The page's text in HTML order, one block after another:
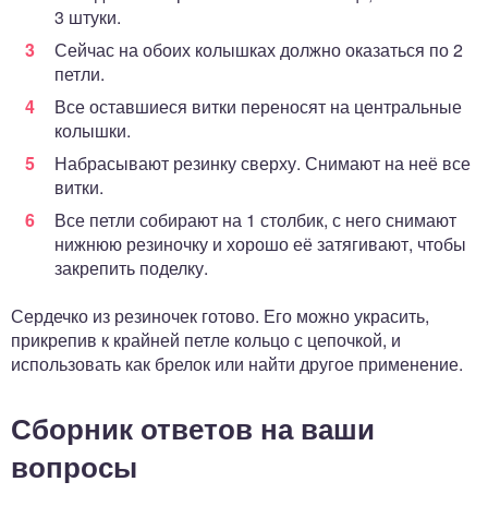
3 штуки.
Сейчас на обоих колышках должно оказаться по 2
петли.
Все оставшиеся витки переносят на центральные
колышки.
Набрасывают резинку сверху. Снимают на неё все
витки.
Все петли собирают на 1 столбик, с него снимают
нижнюю резиночку и хорошо её затягивают, чтобы
закрепить поделку.
Сердечко из резиночек готово. Его можно украсить,
прикрепив к крайней петле кольцо с цепочкой, и
использовать как брелок или найти другое применение.
Сборник ответов на ваши
вопросы